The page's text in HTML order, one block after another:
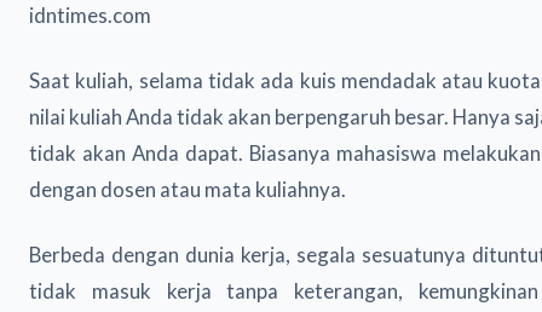
idntimes.com
Saat kuliah, selama tidak ada kuis mendadak atau
nilai kuliah Anda tidak akan berpengaruh besar. Hanya
tidak akan Anda dapat. Biasanya mahasiswa
dengan dosen atau mata kuliahnya.
Berbeda dengan dunia kerja, segala sesuatunya
tidak masuk kerja tanpa keterangan,